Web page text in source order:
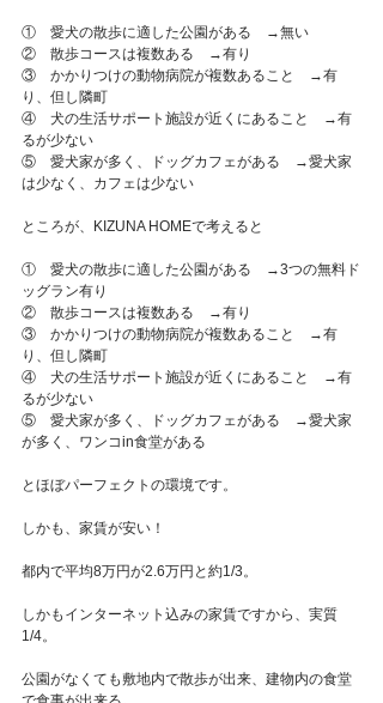
①　愛犬の散歩に適した公園がある　→無い
②　散歩コースは複数ある　→有り
③　かかりつけの動物病院が複数あること　→有
り、但し隣町
④　犬の生活サポート施設が近くにあること　→有
るが少ない
⑤　愛犬家が多く、ドッグカフェがある　→愛犬家
は少なく、カフェは少ない
ところが、KIZUNA HOMEで考えると
①　愛犬の散歩に適した公園がある　→3つの無料ド
ッグラン有り
②　散歩コースは複数ある　→有り
③　かかりつけの動物病院が複数あること　→有
り、但し隣町
④　犬の生活サポート施設が近くにあること　→有
るが少ない
⑤　愛犬家が多く、ドッグカフェがある　→愛犬家
が多く、ワンコin食堂がある
とほぼパーフェクトの環境です。
しかも、家賃が安い！
都内で平均8万円が2.6万円と約1/3。
しかもインターネット込みの家賃ですから、実質
1/4。
公園がなくても敷地内で散歩が出来、建物内の食堂